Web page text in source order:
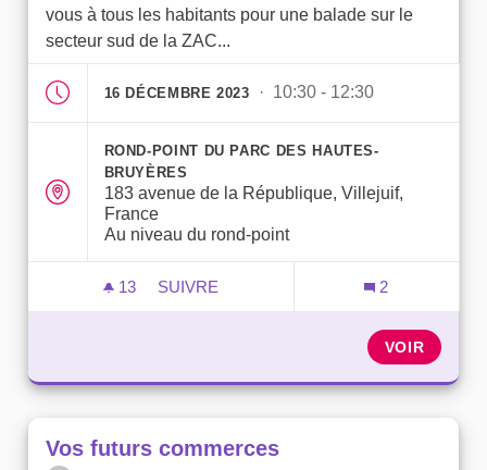
vous à tous les habitants pour une balade sur le
secteur sud de la ZAC...
16 DÉCEMBRE 2023 · 10:30 - 12:30
ROND-POINT DU PARC DES HAUTES-
BRUYÈRES
183 avenue de la République, Villejuif,
France
Au niveau du rond-point
13 13 ABONNÉS
SUIVRE
2
VOIR
Vos futurs commerces